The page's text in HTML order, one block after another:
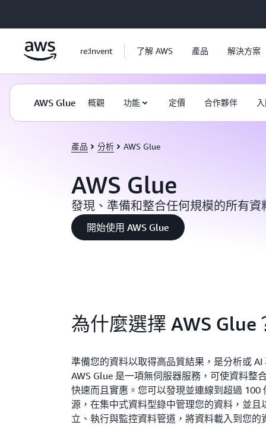
re:Invent 了解 AWS 產品 解決方案
AWS Glue 概觀 功能 定價 合作夥伴
產品 分析 AWS Glue
AWS Glue
發現、準備和整合任何規模的所有資
開始使用 AWS Glue
為什麼選擇 AWS Glue
準備您的資料以取得高品質結果，是分析或
AWS Glue 是一項無伺服器服務，可使資料整
快速而且實惠。您可以發現並連線到超過 100
源，在集中式資料型錄中管理您的資料，並且
立、執行與監控資料管道，將資料載入到您的